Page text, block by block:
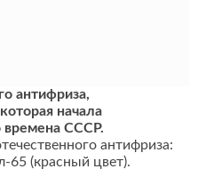
антифриза,
начала
времена СССР.
антифриза:
65 (красный цвет).